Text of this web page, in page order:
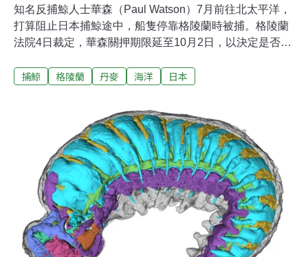
知名反捕鯨人士華森（Paul Watson）7月前往北太平洋，
打算阻止日本捕鯨途中，船隻停靠格陵蘭時被捕。格陵蘭
法院4日裁定，華森關押期限延至10月2日，以決定是否將
華森在阻止捕鯨行動中，與日本捕鯨船發生激烈衝突。這
船隻損害與船員受傷。支持華森的人士擔心他若被引渡，
恐在監牢度過餘生，正積極奔走，訴求釋放華森。2010年
代：拯救鯨魚 數度衝撞日本捕鯨船隊73歲的華森是「海洋
守護者協會」（Sea Shepherd Conservation Society）創
辦人，擁有加拿大與美國雙國籍。2010年代，日方以科學
研究為名規避商業獵捕禁令，在南極大量捕鯨。海洋守護
者協會強力阻止，雙方屢次爆發衝突、甚至發生船體衝
撞。
捕鯨 格陵蘭 丹麥 海洋 日本